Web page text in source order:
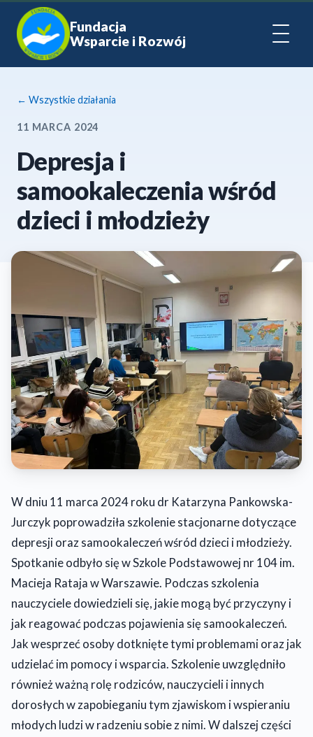
Fundacja
Wsparcie i Rozwój
← Wszystkie działania
11 MARCA 2024
Depresja i
samookaleczenia wśród
dzieci i młodzieży
W dniu 11 marca 2024 roku dr Katarzyna Pankowska-
Jurczyk poprowadziła szkolenie stacjonarne dotyczące
depresji oraz samookaleczeń wśród dzieci i młodzieży.
Spotkanie odbyło się w Szkole Podstawowej nr 104 im.
Macieja Rataja w Warszawie. Podczas szkolenia
nauczyciele dowiedzieli się, jakie mogą być przyczyny i
jak reagować podczas pojawienia się samookaleczeń.
Jak wesprzeć osoby dotknięte tymi problemami oraz jak
udzielać im pomocy i wsparcia. Szkolenie uwzględniło
również ważną rolę rodziców, nauczycieli i innych
dorosłych w zapobieganiu tym zjawiskom i wspieraniu
młodych ludzi w radzeniu sobie z nimi. W dalszej części